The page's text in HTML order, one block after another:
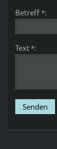
Betreff *:
Text *: